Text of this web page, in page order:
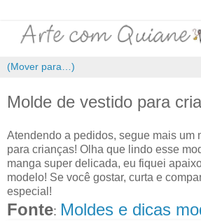
Molde de vestido para
Atendendo a pedidos, segue mais um
para crianças! Olha que lindo esse
manga super delicada, eu fiquei
modelo! Se você gostar, curta e
especial!
Fonte: Moldes e dicas